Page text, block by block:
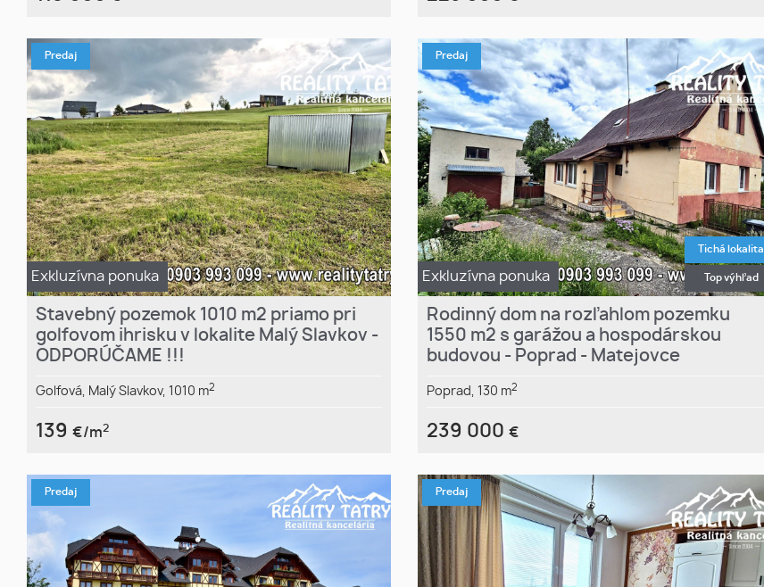
Exkluzívna ponuka
Predaj
Stavebný pozemok 1010 m2 priamo pri
golfovom ihrisku v lokalite Malý Slavkov -
ODPORÚČAME !!!
Golfová, Malý Slavkov, 1010 m2
139 €/m2
Exkluzívna ponuka
Predaj
Tichá lokalita
Top výhľad
Rodinný dom na rozľahlom pozemku
1550 m2 s garážou a hospodárskou
budovou - Poprad - Matejovce
Poprad, 130 m2
239 000 €
Predaj Predaj